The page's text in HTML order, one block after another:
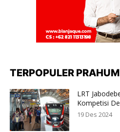
TERPOPULER PRAHUM
LRT
Kompetisi
19 Des 2024